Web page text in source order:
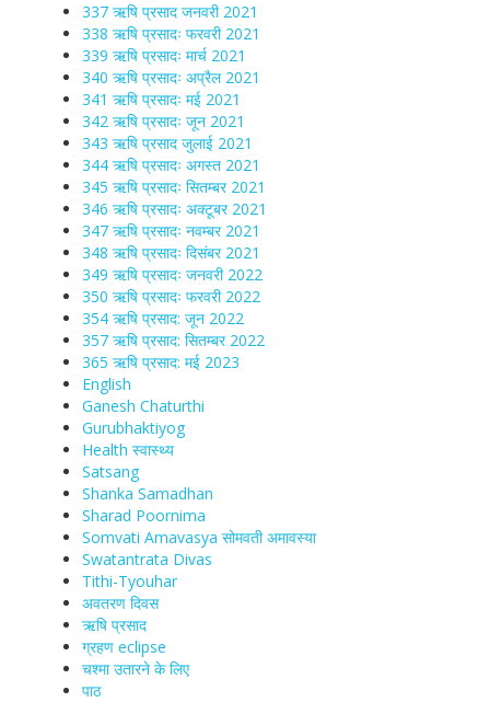
337 ऋषि प्रसाद जनवरी 2021
338 ऋषि प्रसादः फरवरी 2021
339 ऋषि प्रसादः मार्च 2021
340 ऋषि प्रसादः अप्रैल 2021
341 ऋषि प्रसादः मई 2021
342 ऋषि प्रसादः जून 2021
343 ऋषि प्रसाद जुलाई 2021
344 ऋषि प्रसादः अगस्त 2021
345 ऋषि प्रसादः सितम्बर 2021
346 ऋषि प्रसादः अक्टूबर 2021
347 ऋषि प्रसादः नवम्बर 2021
348 ऋषि प्रसादः दिसंबर 2021
349 ऋषि प्रसादः जनवरी 2022
350 ऋषि प्रसादः फरवरी 2022
354 ऋषि प्रसाद: जून 2022
357 ऋषि प्रसाद: सितम्बर 2022
365 ऋषि प्रसाद: मई 2023
English
Ganesh Chaturthi
Gurubhaktiyog
Health स्वास्‍थ्‍य
Satsang
Shanka Samadhan
Sharad Poornima
Somvati Amavasya सोमवती अमावस्या
Swatantrata Divas
Tithi-Tyouhar
अवतरण दिवस
ऋषि प्रसाद
ग्रहण eclipse
चश्मा‍ उतारने के लिए
पाठ